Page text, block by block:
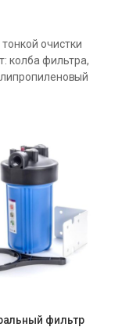
очистки
колба фильтра,
фильтр